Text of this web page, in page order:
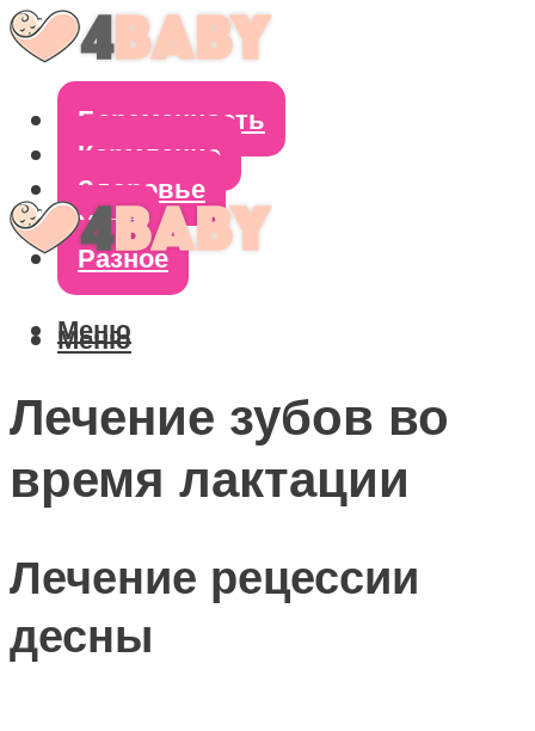
Беременность
Кормление
Здоровье
Уход
Разное
Меню
Меню
Лечение зубов во
время лактации
Лечение рецессии
десны